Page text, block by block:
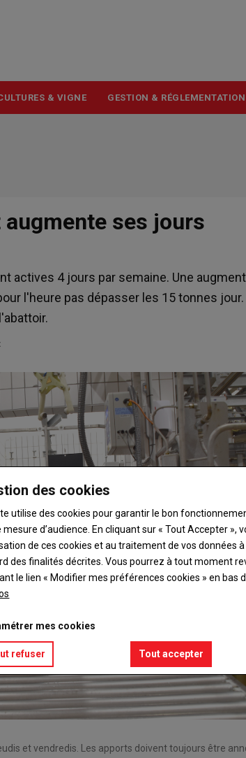
& VIGNE GESTION & RÉGLEMENTATION
ses jours
actives 4 jours par semaine. Une
l'heure pas dépasser les 15 tonnes jour.
et vendredis. Les apports doivent toujours être
des cookies
utilise des cookies pour garantir le bon
mesure d’audience. En cliquant sur « Tout Accepter »,
de ces cookies et au traitement de vos données
des finalités décrites. Vous pourrez à tout moment
le lien « Modifier mes préférences cookies » en bas
mes cookies
refuser Tout accepter